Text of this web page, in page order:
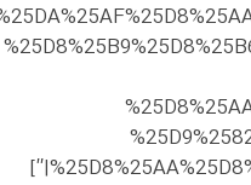
%25D8%25AA%25D8%25B1%2F||target:%20_blank|”]